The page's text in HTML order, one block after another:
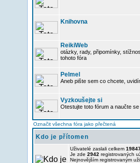
Knihovna
ReikiWeb
otázky, rady, připomínky,
tohoto fóra
Pelmel
Aneb pište sem co chcete,
Vyzkoušejte si
Otestujte toto fórum a naučte
Označit všechna fóra jako přečtená
Kdo je přítomen
Uživatelé zaslali celkem
Je zde 2942 registrovaných
Nejnovějším registrovaným